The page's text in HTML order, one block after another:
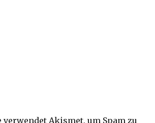
verwendet Akismet, um Spam zu